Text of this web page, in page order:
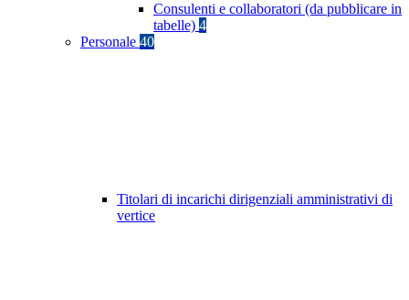
Consulenti e collaboratori (da pubblicare in
tabelle) 4
Personale 40
Titolari di incarichi dirigenziali amministrativi di
vertice